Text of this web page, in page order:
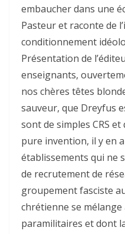
embaucher dans une
Pasteur et raconte de
conditionnement
Présentation de
enseignants,
nos chères têtes
sauveur, que Dreyfus
sont de simples CRS
pure invention, il y en
établissements qui ne
de recrutement de
groupement fasciste
chrétienne se
paramilitaires et dont